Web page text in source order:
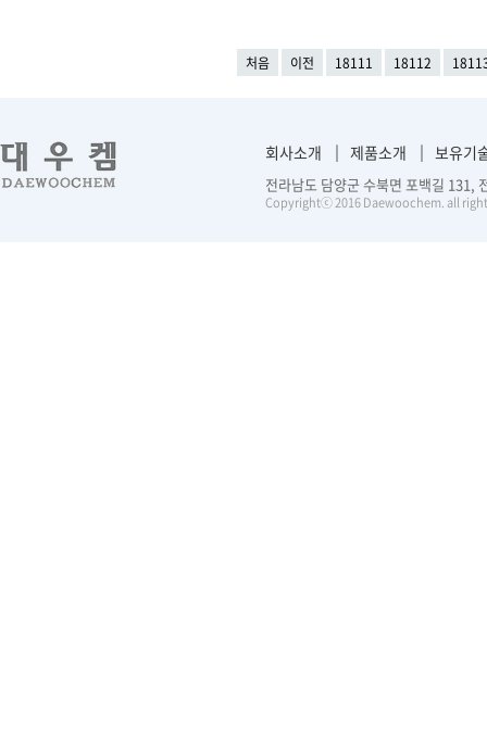
처음 이전 18111 18112
회사소개 제품소개 보유기
전라남도 담양군 수북면 포백길
Copyrightⓒ 2016 Daewoochem. all